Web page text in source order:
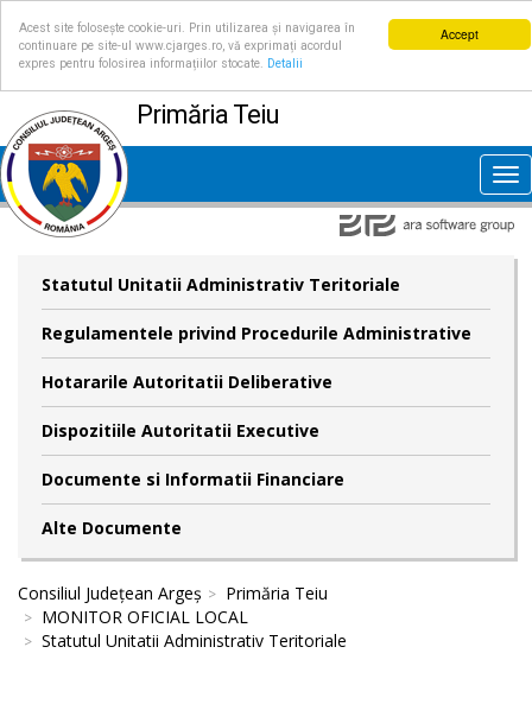
Accept
Acest site folosește cookie-uri. Prin utilizarea și navigarea în
continuare pe site-ul www.cjarges.ro, vă exprimați acordul
expres pentru folosirea informațiilor stocate.
Detalii
Primăria Teiu
Statutul Unitatii Administrativ Teritoriale
Regulamentele privind Procedurile Administrative
Hotararile Autoritatii Deliberative
Dispozitiile Autoritatii Executive
Documente si Informatii Financiare
Alte Documente
Consiliul Județean Argeș
Primăria Teiu
MONITOR OFICIAL LOCAL
Statutul Unitatii Administrativ Teritoriale